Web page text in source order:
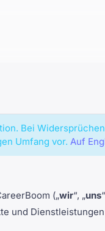
Bei
Umfang vor. Auf
(„wir“, „uns
und